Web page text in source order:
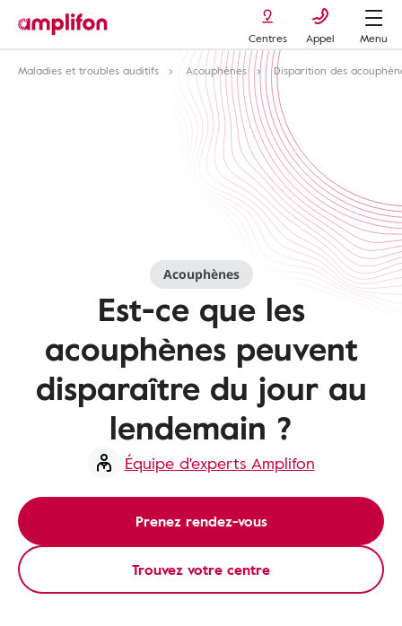
Centres Appel
Menu
Maladies et troubles auditifs
Acouphènes Disparition des
Acouphènes
Est-ce que les
acouphènes peuvent
disparaître du jour au
lendemain ?
Équipe d'experts Amplifon
Prenez rendez-vous
Trouvez votre centre